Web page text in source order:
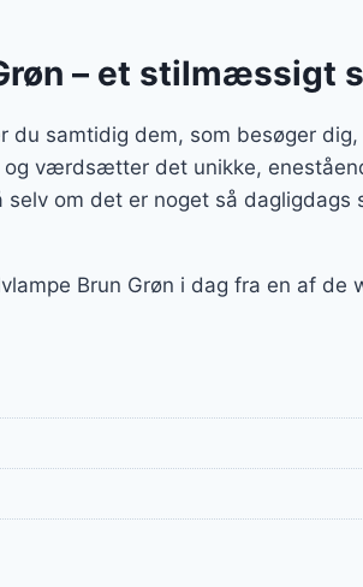
– et stilmæssigt
samtidig dem, som besøger
værdsætter det unikke,
om det er noget så dagligdags
Brun Grøn i dag fra en af de